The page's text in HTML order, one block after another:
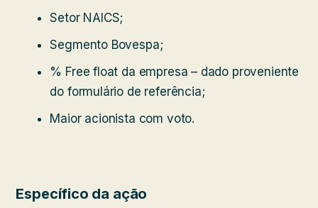
Setor NAICS;
Segmento Bovespa;
% Free float da empresa – dado proveniente
do formulário de referência;
Maior acionista com voto.
Específico da ação